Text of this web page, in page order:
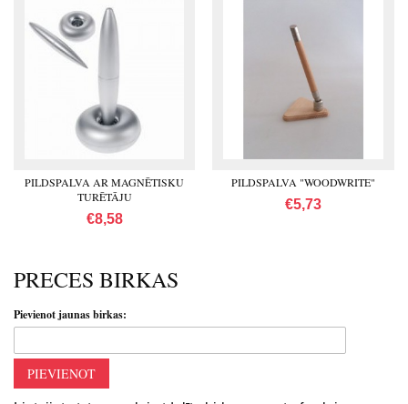
PILDSPALVA AR MAGNĒTISKU
TURĒTĀJU
€8,58
PILDSPALVA "WOODWRITE"
€5,73
PRECES BIRKAS
Pievienot jaunas birkas:
PIEVIENOT